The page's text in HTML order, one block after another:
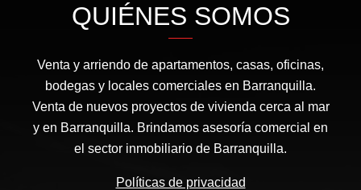
QUIÉNES SOMOS
Venta y arriendo de apartamentos, casas, oficinas,
bodegas y locales comerciales en Barranquilla.
Venta de nuevos proyectos de vivienda cerca al mar
y en Barranquilla. Brindamos asesoría comercial en
el sector inmobiliario de Barranquilla.
Políticas de privacidad